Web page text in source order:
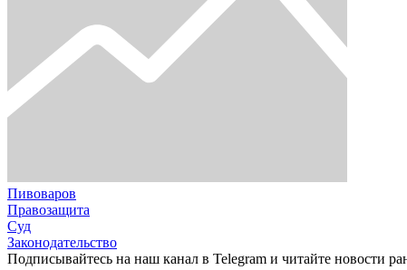
Пивоваров
Правозащита
Суд
Законодательство
Подписывайтесь на наш канал в Telegram и читайте новости